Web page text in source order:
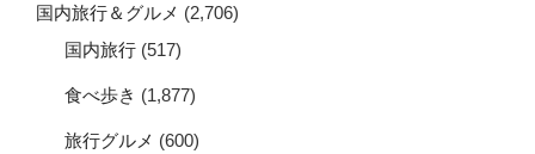
国内旅行＆グルメ (2,706)
国内旅行 (517)
食べ歩き (1,877)
旅行グルメ (600)